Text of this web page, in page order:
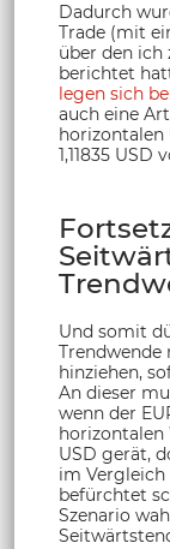
Dadurch
Trade (mit
über den ich
berichtet
legen sich
auch eine
horizontalen
1,11835 USD
Und somit
Trendwende
hinziehen,
An dieser
wenn der
horizontalen
USD gerät,
im Vergleich
befürchtet
Szenario